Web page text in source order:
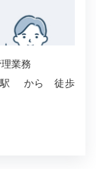
業務
駅 から 徒歩